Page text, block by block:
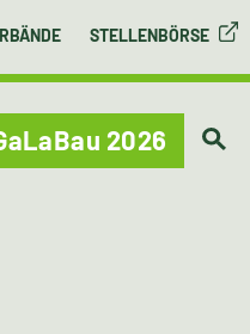
STELLENBÖRSE
2026